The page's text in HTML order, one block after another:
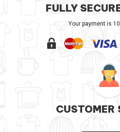
FULLY
Your payment is
CUSTOMER